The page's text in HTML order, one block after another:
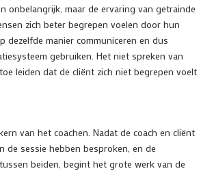
onbelangrijk, maar de ervaring van getrainde
zich beter begrepen voelen door hun
dezelfde manier communiceren en dus
gebruiken. Het niet spreken van
leiden dat de cliënt zich niet begrepen voelt
van het coachen. Nadat de coach en cliënt
de sessie hebben besproken, en de
beiden, begint het grote werk van de